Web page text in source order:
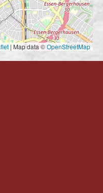
|Map data ©OpenStreetMap